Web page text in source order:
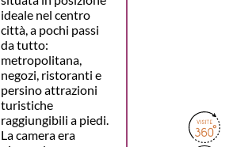
ideale nel centro
città, a pochi passi
da tutto:
metropolitana,
negozi, ristoranti e
persino attrazioni
turistiche
raggiungibili a piedi.
La camera era